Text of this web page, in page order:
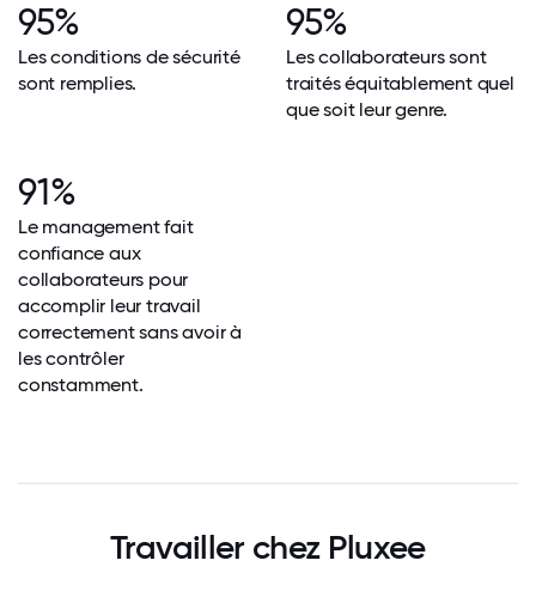
95%
Les conditions de sécurité
sont remplies.
95%
Les collaborateurs sont
traités équitablement quel
que soit leur genre.
91%
Le management fait
confiance aux
collaborateurs pour
accomplir leur travail
correctement sans avoir à
les contrôler
constamment.
Travailler chez Pluxee